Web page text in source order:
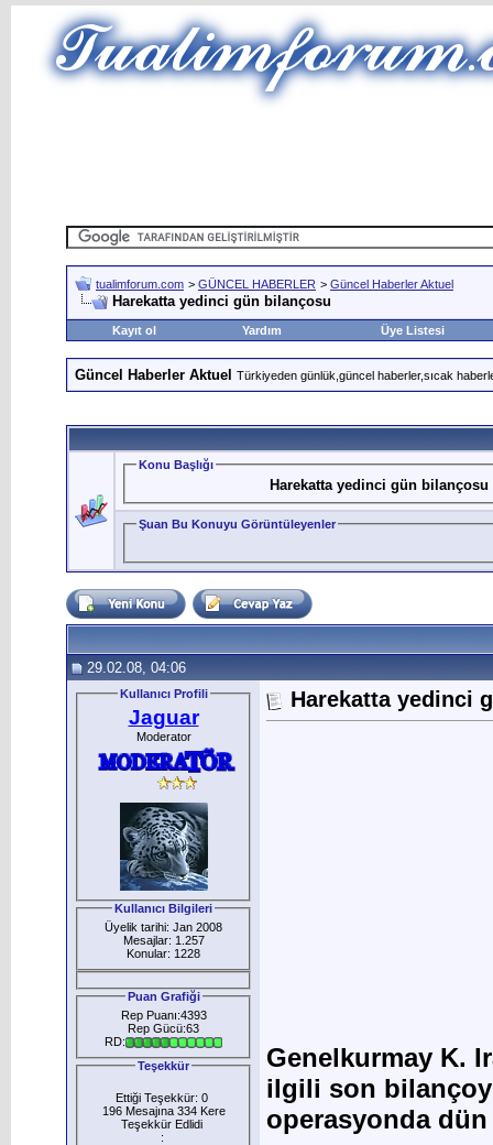
tualimforum.com > GÜNCEL HABERLER > Güncel Haberler Aktuel
Harekatta yedinci gün bilançosu
Kayıt ol Yardım Üye Listesi
Güncel Haberler Aktuel Türkiyeden günlük,güncel haberler,sıcak
Konu Başlığı
Harekatta yedinci gün bilançosu
Şuan Bu Konuyu Görüntüleyenler
29.02.08, 04:06
Kullanıcı Profili
Jaguar
Moderator
Kullanıcı Bilgileri
Üyelik tarihi: Jan 2008
Mesajlar: 1.257
Konular: 1228
Puan Grafiği
Rep Puanı:4393
Rep Gücü:63
RD:
Teşekkür
Ettiği Teşekkür: 0
196 Mesajına 334 Kere
Teşekkür Edlidi
:
Harekatta yedinci
Genelkurmay K.
ilgili son bilançoyu
operasyonda